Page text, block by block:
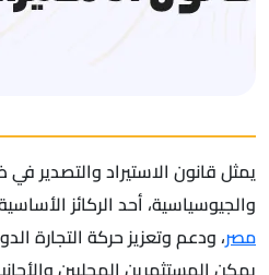
يمثل قانون الاستيراد والتصدير في
والجيوسياسية، أحد الركائز
مصر، ودعم وتعزيز حركة التجارة